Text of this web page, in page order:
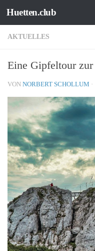
Zum Inhalt springen
Huetten.club
AKTUELLES
Eine Gipfeltour
VON NORBERT SCHOLLUM ·